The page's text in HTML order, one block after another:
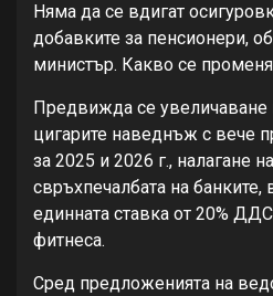
Няма да се вдигат
добавките за пенсионери,
министър. Какво се
Предвижда се увеличаване
цигарите наведнъж с вече
за 2025 и 2026 г., налагане
свръхпечалбата на банките,
единната ставка от 20%
фитнеса.
Сред предложенията на